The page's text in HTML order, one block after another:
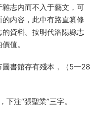
志内而不入于藝文，可
内容，此中有路直纂修
的資料。按明代洛陽縣志
值。
書館存有殘本，（5一28
注“張聖業”三字。